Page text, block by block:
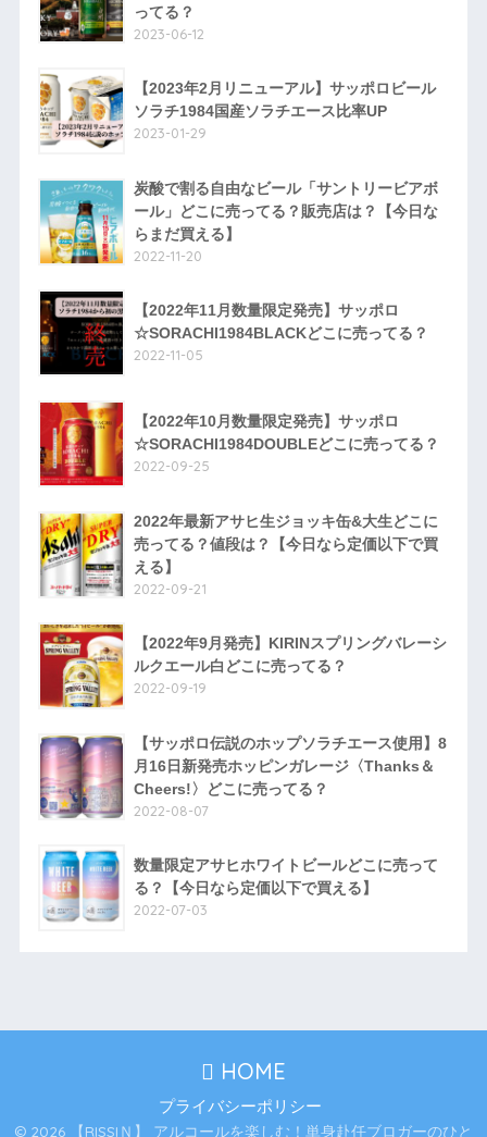
ってる？
2023-06-12
【2023年2月リニューアル】サッポロビール
ソラチ1984国産ソラチエース比率UP
2023-01-29
炭酸で割る自由なビール「サントリービアボ
ール」どこに売ってる？販売店は？【今日な
らまだ買える】
2022-11-20
【2022年11月数量限定発売】サッポロ
☆SORACHI1984BLACKどこに売ってる？
2022-11-05
【2022年10月数量限定発売】サッポロ
☆SORACHI1984DOUBLEどこに売ってる？
2022-09-25
2022年最新アサヒ生ジョッキ缶&大生どこに
売ってる？値段は？【今日なら定価以下で買
える】
2022-09-21
【2022年9月発売】KIRINスプリングバレーシ
ルクエール白どこに売ってる？
2022-09-19
【サッポロ伝説のホップソラチエース使用】8
月16日新発売ホッピンガレージ〈Thanks＆
Cheers!〉どこに売ってる？
2022-08-07
数量限定アサヒホワイトビールどこに売って
る？【今日なら定価以下で買える】
2022-07-03
HOME
プライバシーポリシー
© 2026 【RISSIＮ】 アルコールを楽しむ！単身赴任ブロガーのひと